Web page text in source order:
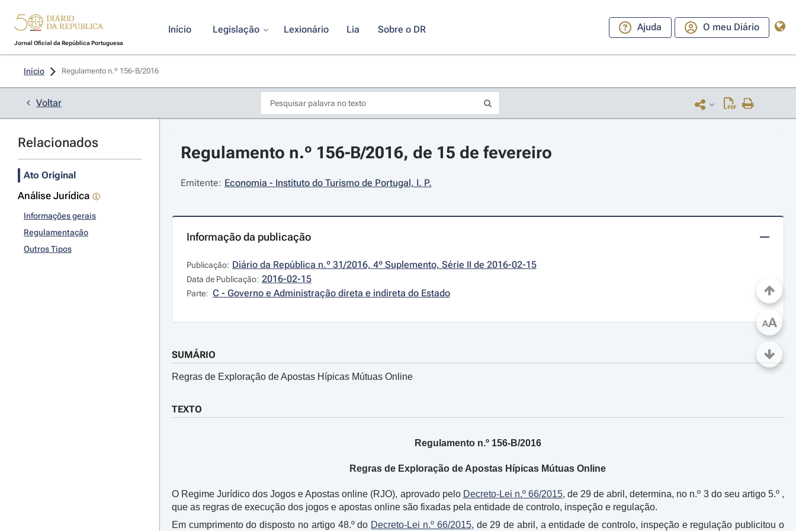
Jornal Oficial da República Portuguesa
Início Legislação Lexionário Lia Sobre o DR Ajuda O meu Diário
Início Regulamento n.º 156-B/2016
Voltar
Relacionados
Ato Original
Análise Jurídica
Informações gerais
Regulamentação
Outros Tipos
Regulamento n.º 156-B/2016, de 15 de fevereiro
Emitente: Economia - Instituto do Turismo de Portugal, I. P.
Informação da publicação
Publicação: Diário da República n.º 31/2016, 4º Suplemento, Série II de 2016-02-15
Data de Publicação: 2016-02-15
Parte: C - Governo e Administração direta e indireta do Estado
SUMÁRIO
Regras de Exploração de Apostas Hípicas Mútuas Online
TEXTO
Regulamento n.º 156-B/2016
Regras de Exploração de Apostas Hípicas Mútuas Online
O Regime Jurídico dos Jogos e Apostas online (RJO), aprovado pelo Decreto-Lei n.º 66/2015, de 29 de abril, determina, no n.º 3 do seu artigo 5.º ,
que as regras de execução dos jogos e apostas online são fixadas pela entidade de controlo, inspeção e regulação.
Em cumprimento do disposto no artigo 48.º do Decreto-Lei n.º 66/2015, de 29 de abril, a entidade de controlo, inspeção e regulação publicitou o
AA